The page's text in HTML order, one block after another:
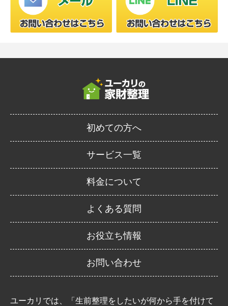
初めての方へ
サービス一覧
料金について
よくある質問
お役立ち情報
お問い合わせ
ユーカリでは、「生前整理をしたいが何から手を付けて